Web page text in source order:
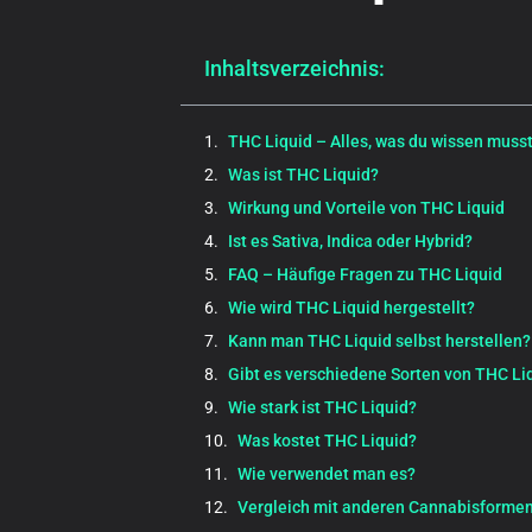
Inhaltsverzeichnis:
THC Liquid – Alles, was du wissen musst
Was ist THC Liquid?
Wirkung und Vorteile von THC Liquid
Ist es Sativa, Indica oder Hybrid?
FAQ – Häufige Fragen zu THC Liquid
Wie wird THC Liquid hergestellt?
Kann man THC Liquid selbst herstellen?
Gibt es verschiedene Sorten von THC
Wie stark ist THC Liquid?
Was kostet THC Liquid?
Wie verwendet man es?
Vergleich mit anderen Cannabisformen